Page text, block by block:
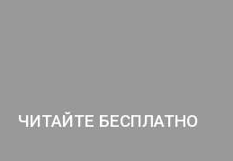
ЧИТАЙТЕ БЕСПЛАТНО